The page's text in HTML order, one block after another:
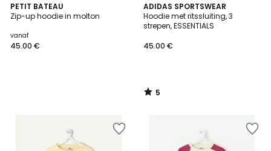
PETIT BATEAU
Zip-up hoodie in molton
vanaf
45.00 €
ADIDAS SPORTSWEAR
Hoodie met ritssluiting, 3
strepen, ESSENTIALS
45.00 €
5
/
5
5
/